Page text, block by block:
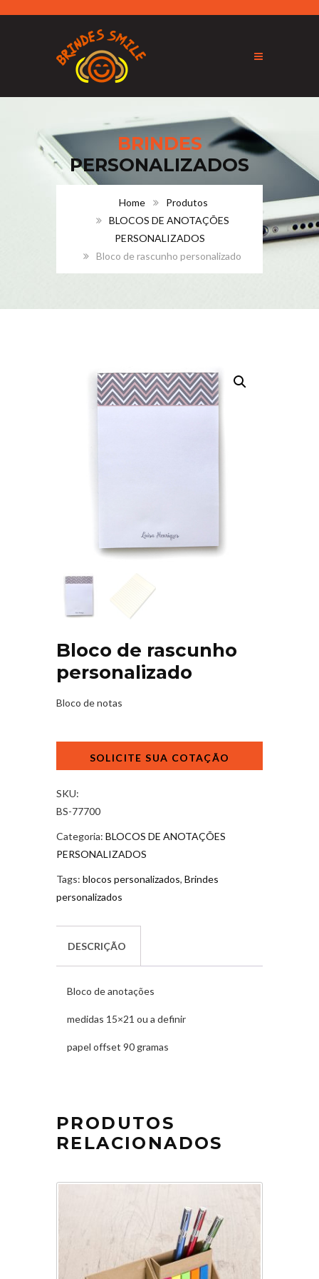
BRINDES
PERSONALIZADOS
Home
Produtos
BLOCOS DE ANOTAÇÕES
PERSONALIZADOS
Bloco de rascunho personalizado
Bloco de rascunho
personalizado
Bloco de notas
rascunho
quantidade
SKU:
BS-77700
Categoria: BLOCOS DE ANOTAÇÕES
PERSONALIZADOS
Tags: blocos personalizados, Brindes
personalizados
DESCRIÇÃO
Bloco de anotações
medidas 15×21 ou a definir
papel offset 90 gramas
PRODUTOS
RELACIONADOS